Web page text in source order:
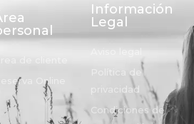
Online
Información
Legal
Aviso legal
privacidad
Condiciones de